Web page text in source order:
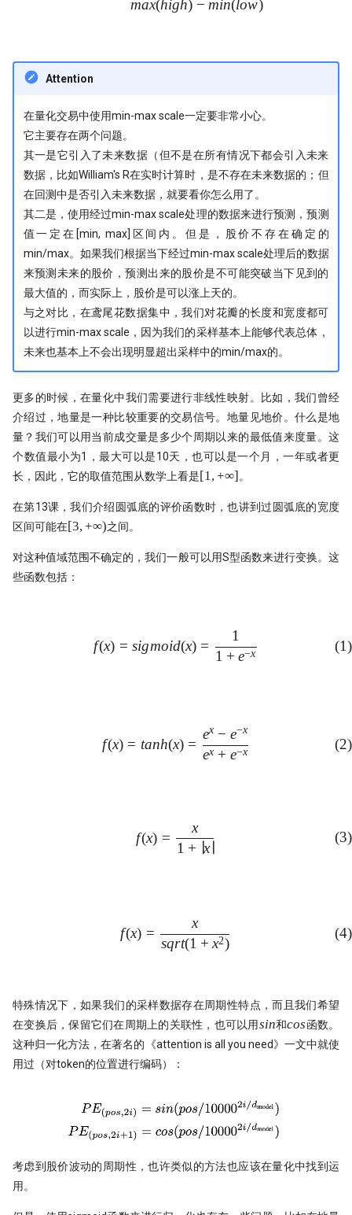
样本外测试之外，我们还有哪些
基于深度学习的量化策略如何实
量化面试神题：圆上随机点的概
PDF is all you need(2)
PDF is all you need(3)
虎口夺食：量化交易中高频率、
险策略的诱惑与陷阱
前视偏差 - 看似明白，实则糊涂
2024已过一半，千禧年发布了这
筯急转弯
强化学习 vs 监督学习：AI炒股的
种思路
用大白话讲清楚，哪种更适合金融量化
关于昨天应该涨多少这件事，
Tushare 和 东财还没商量好
带你读论文：PCA、离散小波和
谁压垮了这个基站？用XGBoost
声音里隐藏的另类因子
Tcn
quant research
月亮和Pandas - Wes Mckinney
找校友！起底百亿私募创始人
追随美的指引-纪念西蒙斯
ESG评分多空投资策略：买ESG
量化股票投资起手式
指数增强之
指数成份股信息挖掘
羊群效应及其因子化
后见之明！错过6个涨停之后的
球队和硬币因子
圣杯依然闪耀
涨到溢出！PEPE告诉我，大盘还
几多？
白银大涨引发的量化套利策略
Alphalens 因子分析 - 以低换手
子为例(1)
秒杀98%的基金经理!
Alphalens因子分析(4) -
Coefficient方法
捕捉主力-最大成交量因子
净新高占比因子
左数效应 整数关口与光折射
私募量化策略大盘点-2024年初
Alpha达到61%！
聪明钱概念策略，另一个价格行
[0929] QuanTide Weekly
[1013] QuanTide Weekly
[1020] QuanTide Weekly
[1027] QuanTide Weekly
[1103] QuanTide Weekly
普校逆袭天花板 进化论王一平：
逻辑的量化
做能调教AI的赛博老技师，量化
该开始装Skills了
量化投资黑话：深度解析“因子”
核心逻辑
数怎么学？
储
怎么样？
试过 Cursor 和 Trae 之后，我如
Augment 完成了一个复杂项目
量化人如何用好Jupyter环境？
（一）
量化人如何用好 Jupyter？（二）
Pandas连续涨停统计
存了50TB！pyarrow + parquet
xtquant 中的板块数据
算收益，用算术平均好还是几何
好?
原作者失联8个月，我们接手维
他突然回来了
微软 RD-Agent：量化人的 AI 研
ClickHouse: One table to rule
一文揭示策略失败的根本原因
子句之谜
量子计算能否重构量化金融未来
21天驯化AI打工仔
AI tools
Moonshot
16 - Pandas核心语法[6]
17 - Pandas核心语法[7]
19 - Pandas应用案例[2]
20 - Pandas应用案例[3]
max(high) − min(low)
Attention
在量化交易中使用min-max scale一定要非常小心。
它主要存在两个问题。
其一是它引入了未来数据（但不是在所有情况下都会引入未来
数据，比如William's R在实时计算时，是不存在未来数据的；但
在回测中是否引入未来数据，就要看你怎么用了。
其二是，使用经过min-max scale处理的数据来进行预测，预测
值一定在[min, max]区间内。但是，股价不存在确定的
min/max。如果我们根据当下经过min-max scale处理后的数据
来预测未来的股价，预测出来的股价是不可能突破当下见到的
最大值的，而实际上，股价是可以涨上天的。
与之对比，在鸢尾花数据集中，我们对花瓣的长度和宽度都可
以进行min-max scale，因为我们的采样基本上能够代表总体，
未来也基本上不会出现明显超出采样中的min/max的。
更多的时候，在量化中我们需要进行非线性映射。比如，我们曾经
介绍过，地量是一种比较重要的交易信号。地量见地价。什么是地
量？我们可以用当前成交量是多少个周期以来的最低值来度量。这
个数值最小为1，最大可以是10天，也可以是一个月，一年或者更
长，因此，它的取值范围从数学上看是[1,
[1,+∞]。
在第13课，我们介绍圆弧底的评价函数时，也讲到过圆弧底的宽度
区间可能在[3,
[3,+∞)之间。
对这种值域范围不确定的，我们一般可以用S型函数来进行变换。这
些函数包括：
f(x) = sigmoid(x) =
f(x) = sigmoid(x) =
1 + e−x
1
(1)
f(x) = tanh(x) = \frac{e^x -
f(x) = tanh(x) =
ex + e−x
ex − e−x
(2)
f(x) = \frac{x}{1+|x|} \tag 3
f(x) =
1 + ∣x∣
x
(3)
f(x) = \frac{x}{sqrt(1 +
f(x) =
sqrt(1 + x2)
x
(4)
特殊情况下，如果我们的采样数据存在周期性特点，而且我们希望
在变换后，保留它们在周期上的关联性，也可以用 sin
sin和cos
cos函数。
这种归一化方法，在著名的《attention is all you need》一文中就使
用过（对token的位置进行编码）：
考虑到股价波动的周期性，也许类似的方法也应该在量化中找到运
用。